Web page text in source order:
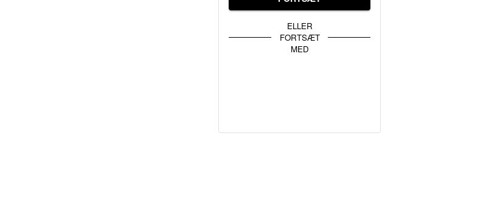
ELLER
FORTSÆT
MED